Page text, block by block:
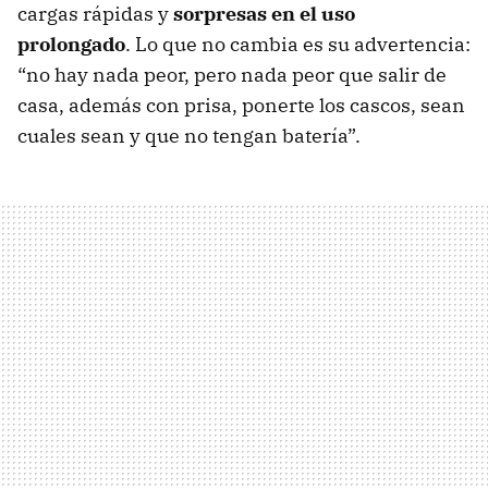
cargas rápidas ysorpresas en el uso
prolongado. Lo que no cambia es su advertencia:
“no hay nada peor, pero nada peor que salir de
casa, además con prisa, ponerte los cascos, sean
cuales sean y que no tengan batería”.